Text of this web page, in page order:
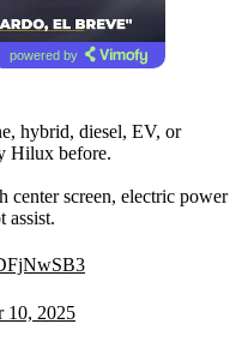
powered by
hybrid, diesel, EV, or
Hilux before.
center screen, electric power
assist.
10, 2025